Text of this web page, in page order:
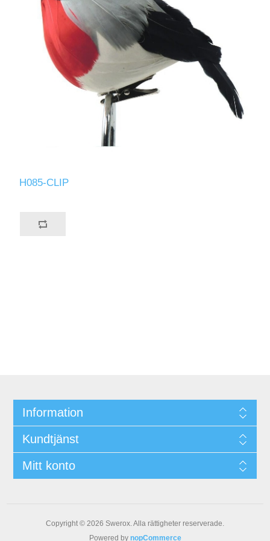
H085-CLIP
Information
Kundtjänst
Mitt konto
Copyright © 2026 Swerox. Alla rättigheter reserverade.
Powered by nopCommerce